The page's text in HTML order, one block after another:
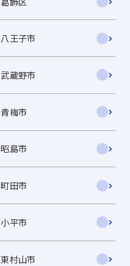
八王子市
武蔵野市
青梅市
昭島市
町田市
小平市
東村山市